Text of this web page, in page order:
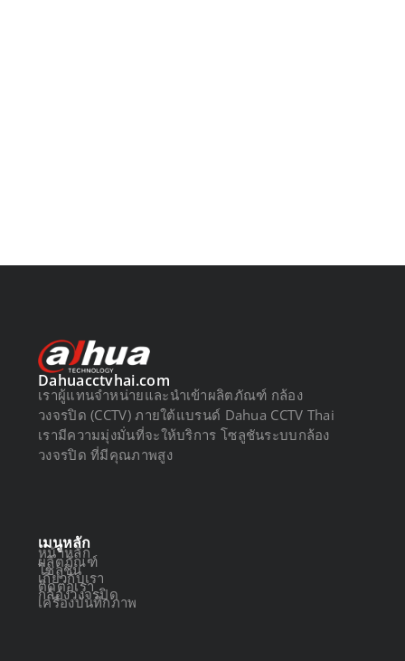
Dahuacctvhai.com
เราผู้แทนจำหน่ายและนำเข้าผลิตภัณฑ์ กล้อง
วงจรปิด (CCTV) ภายใต้แบรนด์ Dahua CCTV Thai
เรามีความมุ่งมั่นที่จะให้บริการ โซลูชันระบบกล้อง
วงจรปิด ที่มีคุณภาพสูง
เมนูหลัก
หน้าหลัก
ผลิตภัณฑ์
โซลูชัน
เกี่ยวกับเรา
ติดต่อเรา
กล้องวงจรปิด
เครื่องบันทึกภาพ